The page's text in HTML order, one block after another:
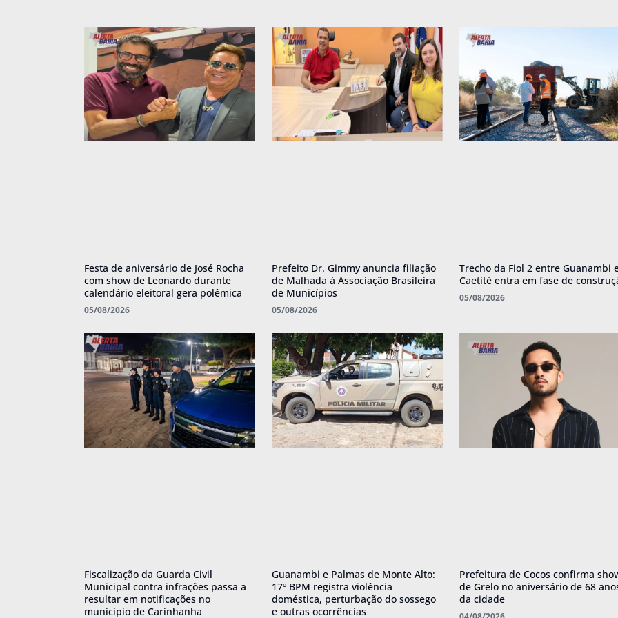
Festa de aniversário de José Rocha
com show de Leonardo durante
calendário eleitoral gera polêmica
05/08/2026
Prefeito Dr. Gimmy anuncia filiação
de Malhada à Associação Brasileira
de Municípios
05/08/2026
Trecho da Fiol 2 entre Guanambi
Caetité entra em fase de
05/08/2026
Fiscalização da Guarda Civil
Municipal contra infrações passa a
resultar em notificações no
município de Carinhanha
Guanambi e Palmas de Monte Alto:
17º BPM registra violência
doméstica, perturbação do sossego
e outras ocorrências
Prefeitura de Cocos confirma
de Grelo no aniversário de 68
da cidade